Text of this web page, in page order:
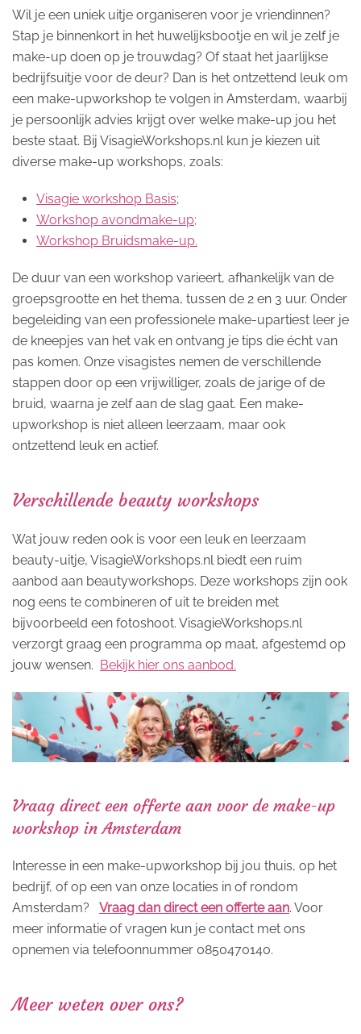
Wil je een uniek uitje organiseren voor je vriendinnen?
Stap je binnenkort in het huwelijksbootje en wil je zelf je
make-up doen op je trouwdag? Of staat het jaarlijkse
bedrijfsuitje voor de deur? Dan is het ontzettend leuk om
een make-upworkshop te volgen in Amsterdam, waarbij
je persoonlijk advies krijgt over welke make-up jou het
beste staat. Bij VisagieWorkshops.nl kun je kiezen uit
diverse make-up workshops, zoals:
Visagie workshop Basis;
Workshop avondmake-up;
Workshop Bruidsmake-up.
De duur van een workshop varieert, afhankelijk van de
groepsgrootte en het thema, tussen de 2 en 3 uur. Onder
begeleiding van een professionele make-upartiest leer je
de kneepjes van het vak en ontvang je tips die écht van
pas komen. Onze visagistes nemen de verschillende
stappen door op een vrijwilliger, zoals de jarige of de
bruid, waarna je zelf aan de slag gaat. Een make-
upworkshop is niet alleen leerzaam, maar ook
ontzettend leuk en actief.
Verschillende beauty workshops
Wat jouw reden ook is voor een leuk en leerzaam
beauty-uitje, VisagieWorkshops.nl biedt een ruim
aanbod aan beautyworkshops. Deze workshops zijn ook
nog eens te combineren of uit te breiden met
bijvoorbeeld een fotoshoot. VisagieWorkshops.nl
verzorgt graag een programma op maat, afgestemd op
jouw wensen. Bekijk hier ons aanbod.
Vraag direct een offerte aan voor de make-up
workshop in Amsterdam
Interesse in een make-upworkshop bij jou thuis, op het
bedrijf, of op een van onze locaties in of rondom
Amsterdam? Vraag dan direct een offerte aan. Voor
meer informatie of vragen kun je contact met ons
opnemen via telefoonnummer 0850470140.
Meer weten over ons?